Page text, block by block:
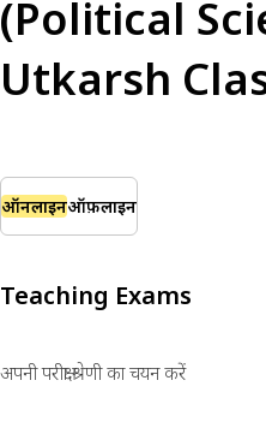
(Political
Utkarsh
Teaching Exams
अपनी परीक्षा श्रेणी का चयन करें
ऑनलाइनऑफ़लाइन